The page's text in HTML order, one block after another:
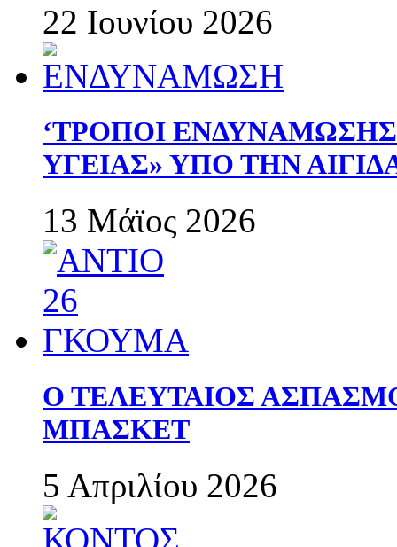
22 Ιουνίου 2026
‘ΤΡΟΠΟΙ
ΥΓΕΙΑΣ» ΥΠΟ ΤΗΝ
13 Μάϊος 2026
Ο ΤΕΛΕΥΤΑΙΟΣ
ΜΠΑΣΚΕΤ
5 Απριλίου 2026